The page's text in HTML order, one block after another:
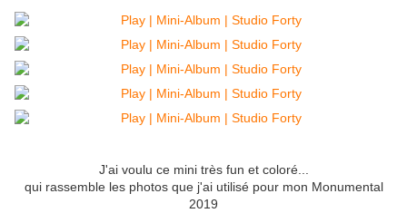
J'ai voulu ce mini très fun et coloré...
qui rassemble les photos que j'ai utilisé pour mon Monumental
2019